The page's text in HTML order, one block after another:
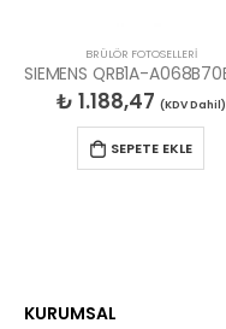
FIRSAT ÜRÜNLERİBRÜLÖR FOTOSELLERİ
₺ 1.188,47 (KDV Dahil)
SEPETE EKLE
KURUMSAL